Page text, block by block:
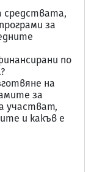
средствата,
за
по
на
за
участват,
и какъв е